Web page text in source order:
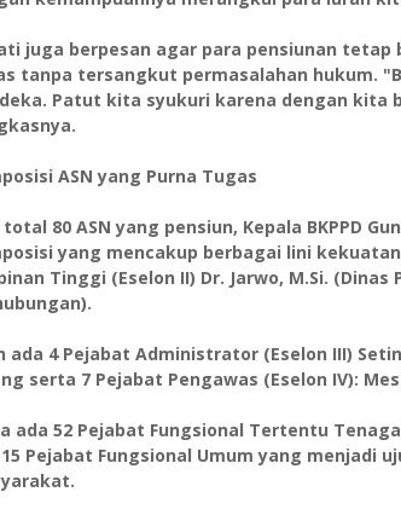
juga berpesan agar para pensiunan
tanpa tersangkut permasalahan hukum.
Patut kita syukuri karena dengan kita
ASN yang Purna Tugas
total 80 ASN yang pensiun, Kepala BKPPD
yang mencakup berbagai lini
Tinggi (Eselon II) Dr. Jarwo, M.Si.
ada 4 Pejabat Administrator (Eselon III)
serta 7 Pejabat Pengawas (Eselon IV):
ada 52 Pejabat Fungsional Tertentu
Pejabat Fungsional Umum yang menjadi